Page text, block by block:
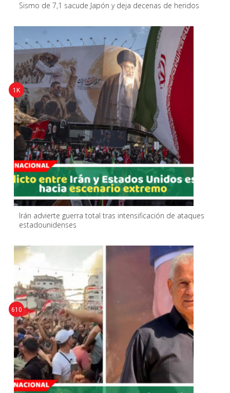
Sismo de 7,1 sacude Japón y deja decenas de heridos
Irán advierte guerra total tras intensificación de ataques
estadounidenses
1K
610